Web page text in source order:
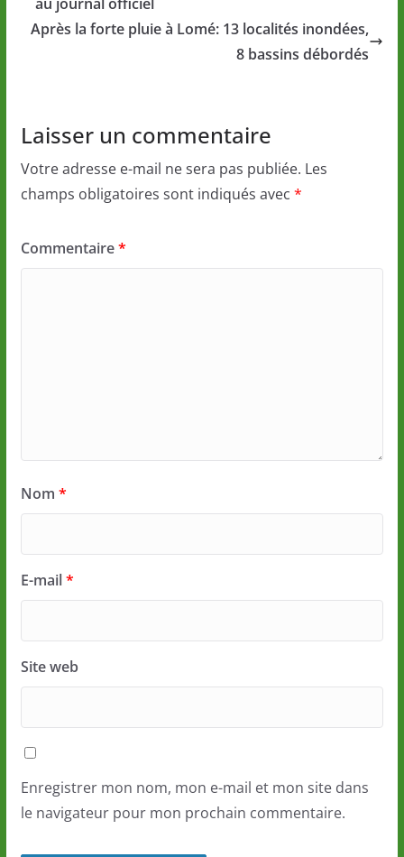
Après la forte pluie à Lomé: 13 localités inondées,
8 bassins débordés
Laisser un commentaire
Votre adresse e-mail ne sera pas publiée. Les
champs obligatoires sont indiqués avec *
Commentaire*
Nom *
E-mail*
Site web
Enregistrer mon nom, mon e-mail et mon site dans
le navigateur pour mon prochain commentaire.